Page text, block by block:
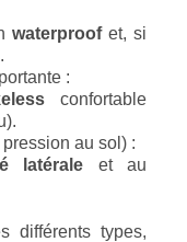
waterproofet, si
.
:
confortable
au sol) :
latérale et au
différents types,